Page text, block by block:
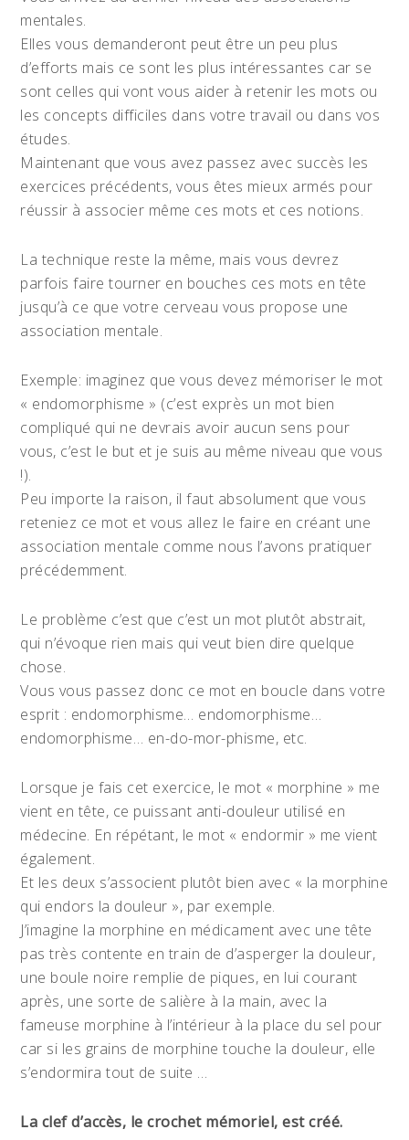
mentales.
Elles vous demanderont peut être un peu plus
d’efforts mais ce sont les plus intéressantes car se
sont celles qui vont vous aider à retenir les mots ou
les concepts difficiles dans votre travail ou dans vos
études.
Maintenant que vous avez passez avec succès les
exercices précédents, vous êtes mieux armés pour
réussir à associer même ces mots et ces notions.
La technique reste la même, mais vous devrez
parfois faire tourner en bouches ces mots en tête
jusqu’à ce que votre cerveau vous propose une
association mentale.
Exemple: imaginez que vous devez mémoriser le mot
« endomorphisme » (c’est exprès un mot bien
compliqué qui ne devrais avoir aucun sens pour
vous, c’est le but et je suis au même niveau que vous
!).
Peu importe la raison, il faut absolument que vous
reteniez ce mot et vous allez le faire en créant une
association mentale comme nous l’avons pratiquer
précédemment.
Le problème c’est que c’est un mot plutôt abstrait,
qui n’évoque rien mais qui veut bien dire quelque
chose.
Vous vous passez donc ce mot en boucle dans votre
esprit : endomorphisme… endomorphisme…
endomorphisme… en-do-mor-phisme, etc.
Lorsque je fais cet exercice, le mot « morphine » me
vient en tête, ce puissant anti-douleur utilisé en
médecine. En répétant, le mot « endormir » me vient
également.
Et les deux s’associent plutôt bien avec « la morphine
qui endors la douleur », par exemple.
J’imagine la morphine en médicament avec une tête
pas très contente en train de d’asperger la douleur,
une boule noire remplie de piques, en lui courant
après, une sorte de salière à la main, avec la
fameuse morphine à l’intérieur à la place du sel pour
car si les grains de morphine touche la douleur, elle
s’endormira tout de suite …
La clef d’accès, le crochet mémoriel, est créé.